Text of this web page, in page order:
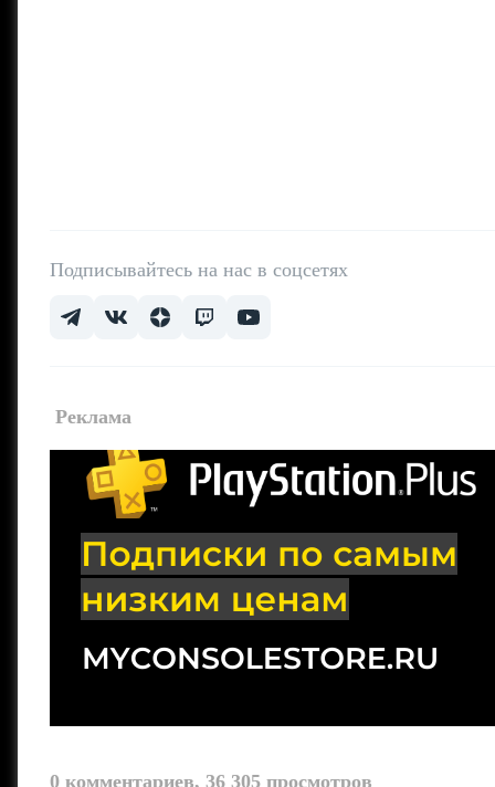
Подписывайтесь на нас в соцсетях
Pеклама
0 комментариев, 36 305 просмотров